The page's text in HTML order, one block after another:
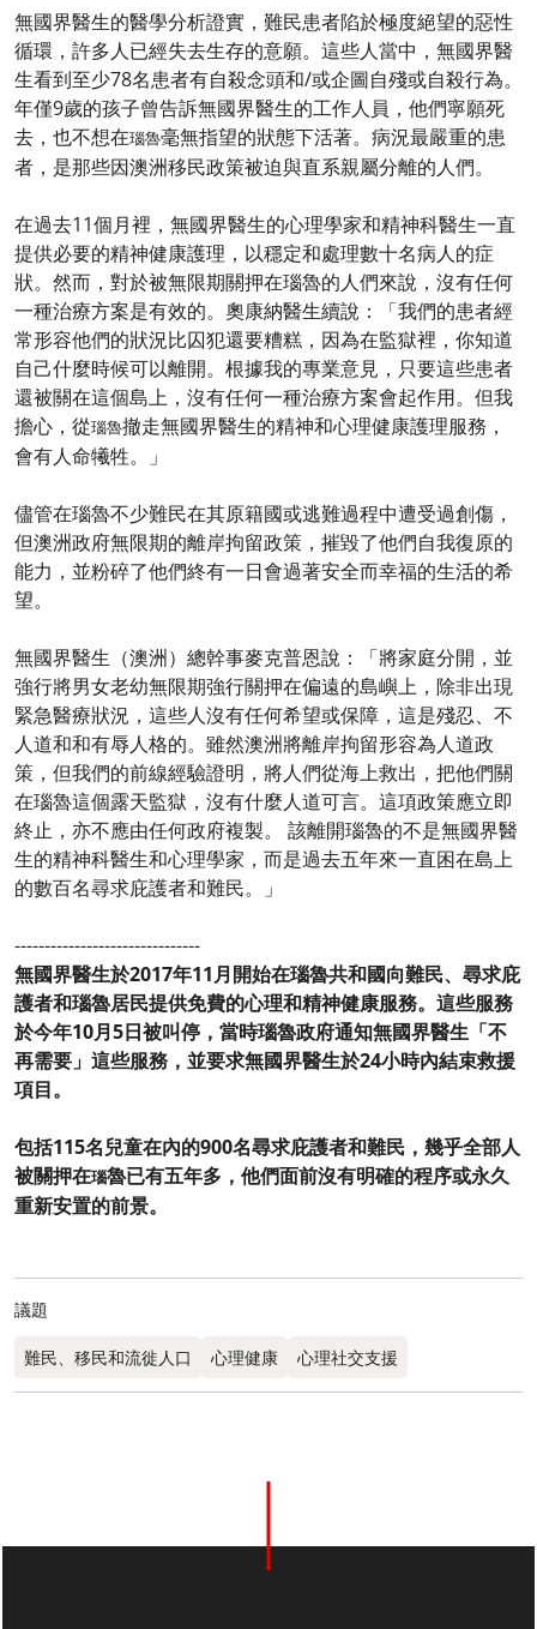
無國界醫生的醫學分析證實，難民患者陷於極度絕望的惡性
循環，許多人已經失去生存的意願。這些人當中，無國界醫
生看到至少78名患者有自殺念頭和/或企圖自殘或自殺行為。
年僅9歲的孩子曾告訴無國界醫生的工作人員，他們寧願死
去，也不想在瑙魯毫無指望的狀態下活著。病況最嚴重的患
者，是那些因澳洲移民政策被迫與直系親屬分離的人們。
在過去11個月裡，無國界醫生的心理學家和精神科醫生一直
提供必要的精神健康護理，以穩定和處理數十名病人的症
狀。然而，對於被無限期關押在瑙魯的人們來說，沒有任何
一種治療方案是有效的。奧康納醫生續說：「我們的患者經
常形容他們的狀況比囚犯還要糟糕，因為在監獄裡，你知道
自己什麼時候可以離開。根據我的專業意見，只要這些患者
還被關在這個島上，沒有任何一種治療方案會起作用。但我
擔心，從瑙魯撤走無國界醫生的精神和心理健康護理服務，
會有人命犧牲。」
儘管在瑙魯不少難民在其原籍國或逃難過程中遭受過創傷，
但澳洲政府無限期的離岸拘留政策，摧毀了他們自我復原的
能力，並粉碎了他們終有一日會過著安全而幸福的生活的希
望。
無國界醫生（澳洲）總幹事麥克普恩說：「將家庭分開，並
強行將男女老幼無限期強行關押在偏遠的島嶼上，除非出現
緊急醫療狀況，這些人沒有任何希望或保障，這是殘忍、不
人道和和有辱人格的。雖然澳洲將離岸拘留形容為人道政
策，但我們的前線經驗證明，將人們從海上救出，把他們關
在瑙魯這個露天監獄，沒有什麼人道可言。這項政策應立即
終止，亦不應由任何政府複製。 該離開瑙魯的不是無國界醫
生的精神科醫生和心理學家，而是過去五年來一直困在島上
的數百名尋求庇護者和難民。」
-------------------------------
無國界醫生於2017年11月開始在瑙魯共和國向難民、尋求庇
護者和瑙魯居民提供免費的心理和精神健康服務。這些服務
於今年10月5日被叫停，當時瑙魯政府通知無國界醫生「不
再需要」這些服務，並要求無國界醫生於24小時內結束救援
項目。
包括115名兒童在內的900名尋求庇護者和難民，幾乎全部人
被關押在瑙魯已有五年多，他們面前沒有明確的程序或永久
重新安置的前景。
議題
難民、移民和流徙人口 心理健康 心理社交支援